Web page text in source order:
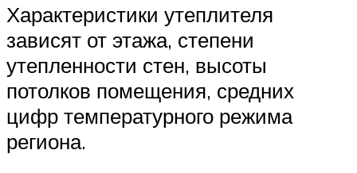
Характеристики утеплителя
зависят от этажа, степени
утепленности стен, высоты
потолков помещения, средних
цифр температурного режима
региона.